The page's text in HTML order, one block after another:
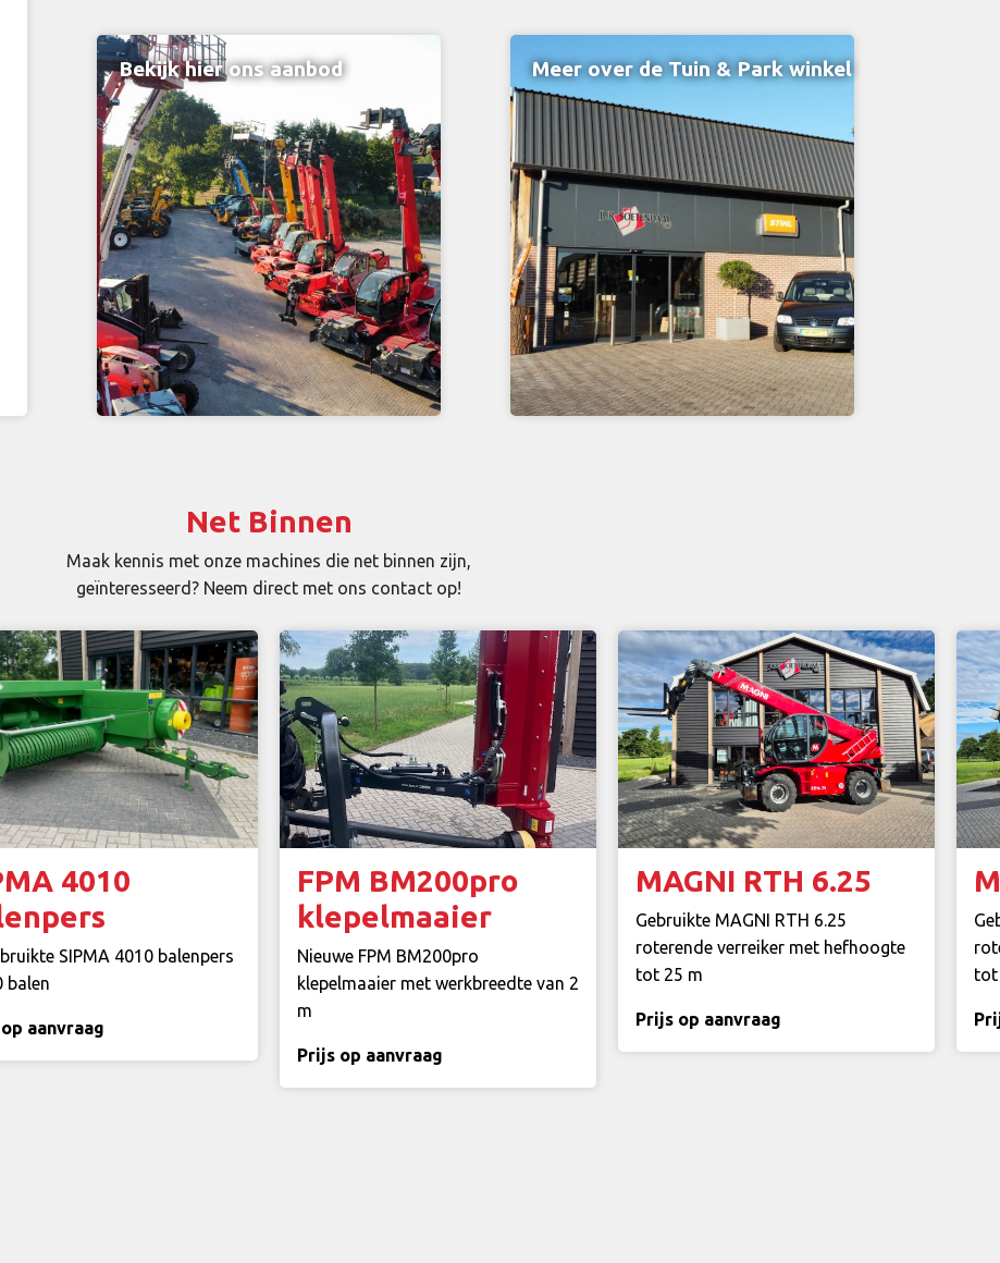
Bekijk hier ons aanbod Meer over de Tuin & Park winkel
Net Binnen
Maak kennis met onze machines die net binnen zijn,
geïnteresseerd? Neem direct met ons contact op!
4010
SIPMA 4010 balenpers
balen
aanvraag
FPM BM200pro
klepelmaaier
Nieuwe FPM BM200pro
klepelmaaier met werkbreedte van 2
m
Prijs op aanvraag
MAGNI RTH 6.25
Gebruikte MAGNI RTH 6.25
roterende verreiker met hefhoogte
tot 25 m
Prijs op aanvraag
tot